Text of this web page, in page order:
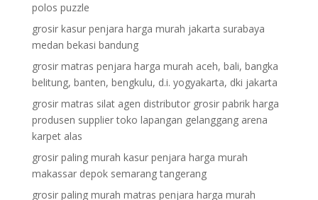
polos puzzle
grosir kasur penjara harga murah jakarta surabaya
medan bekasi bandung
grosir matras penjara harga murah aceh, bali, bangka
belitung, banten, bengkulu, d.i. yogyakarta, dki jakarta
grosir matras silat agen distributor grosir pabrik harga
produsen supplier toko lapangan gelanggang arena
karpet alas
grosir paling murah kasur penjara harga murah
makassar depok semarang tangerang
grosir paling murah matras penjara harga murah